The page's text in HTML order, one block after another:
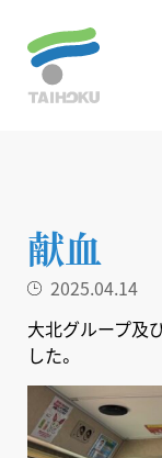
献血
2025.04.14
大北グループ及
した。